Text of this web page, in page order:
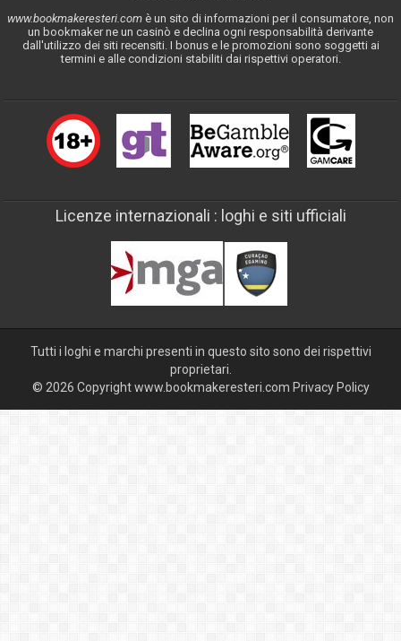
www.bookmakeresteri.com è un sito di informazioni per il consumatore, non
un bookmaker ne un casinò e declina ogni responsabilità derivante
dall'utilizzo dei siti recensiti. I bonus e le promozioni sono soggetti ai
termini e alle condizioni stabiliti dai rispettivi operatori.
Licenze internazionali : loghi e siti ufficiali
Tutti i loghi e marchi presenti in questo sito sono dei rispettivi
proprietari.
© 2026 Copyright www.bookmakeresteri.com Privacy Policy